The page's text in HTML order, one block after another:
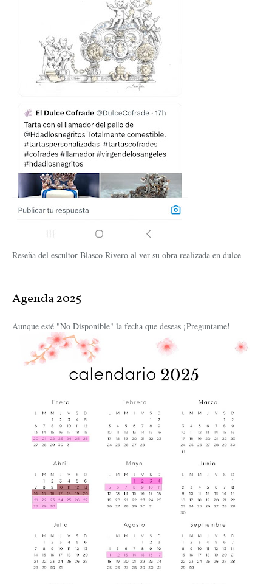
Reseña del escultor Blasco Rivero al ver su obra realizada en dulce
Agenda 2025
Aunque esté "No Disponible" la fecha que deseas ¡Preguntame!